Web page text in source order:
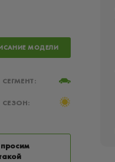
МОДЕЛИ
СЕГМЕНТ:
СЕЗОН: